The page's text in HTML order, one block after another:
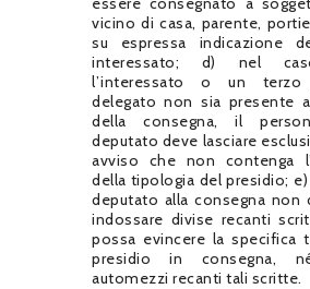
vicino di casa, parente,
su espressa indicazione
interessato; d) nel
l’interessato o un
delegato non sia presente
della consegna, il
deputato deve lasciare
avviso che non contenga
della tipologia del presidio;
deputato alla consegna non
indossare divise recanti
possa evincere la specifica
presidio in consegna,
automezzi recanti tali scritte.